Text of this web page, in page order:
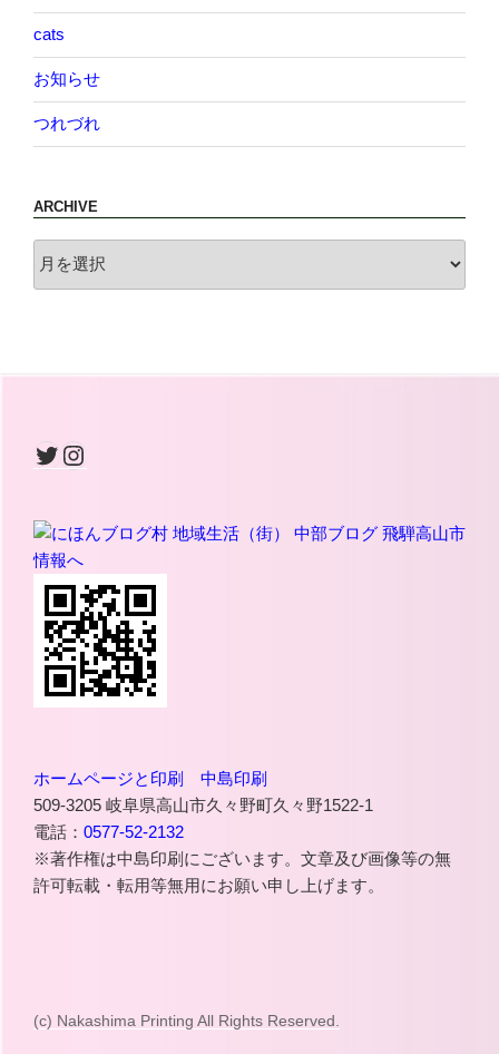
cats
お知らせ
つれづれ
ARCHIVE
Twitter
Instagram
ホームページと印刷 中島印刷
509-3205 岐阜県高山市久々野町久々野1522-1
電話： 0577-52-2132
※著作権は中島印刷にございます。文章及び画像等の無
許可転載・転用等無用にお願い申し上げます。
(c) Nakashima Printing All Rights Reserved.